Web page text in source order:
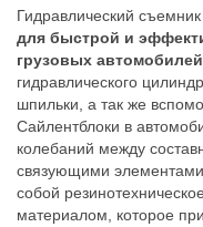
Гидравлический
для быстрой и
грузовых автомобилей
гидравлического
шпильки, а так же
Сайлентблоки в
колебаний между
связующими элементами
собой
материалом, которое